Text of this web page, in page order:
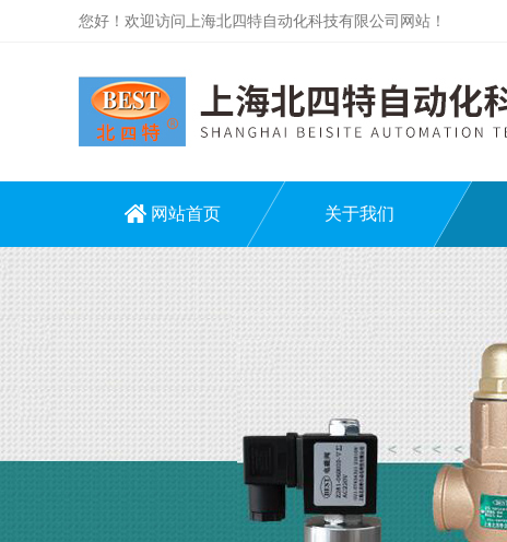
您好！欢迎访问上海北四特自动化科技有限公司网站！
网站首页 关于我们